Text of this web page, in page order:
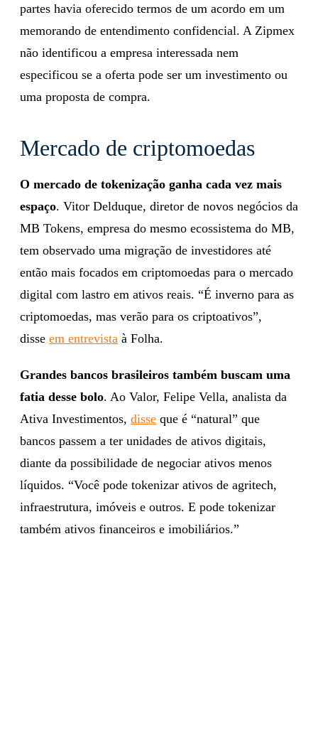
partes havia oferecido termos de um acordo em um
memorando de entendimento confidencial. A Zipmex
não identificou a empresa interessada nem
especificou se a oferta pode ser um investimento ou
uma proposta de compra.
Mercado de criptomoedas
O mercado de tokenização ganha cada vez mais
espaço. Vitor Delduque, diretor de novos negócios da
MB Tokens, empresa do mesmo ecossistema do MB,
tem observado uma migração de investidores até
então mais focados em criptomoedas para o mercado
digital com lastro em ativos reais. “É inverno para as
criptomoedas, mas verão para os criptoativos”,
disse em entrevista à Folha.
Grandes bancos brasileiros também buscam uma
fatia desse bolo. Ao Valor, Felipe Vella, analista da
Ativa Investimentos, disse que é “natural” que
bancos passem a ter unidades de ativos digitais,
diante da possibilidade de negociar ativos menos
líquidos. “Você pode tokenizar ativos de agritech,
infraestrutura, imóveis e outros. E pode tokenizar
também ativos financeiros e imobiliários.”